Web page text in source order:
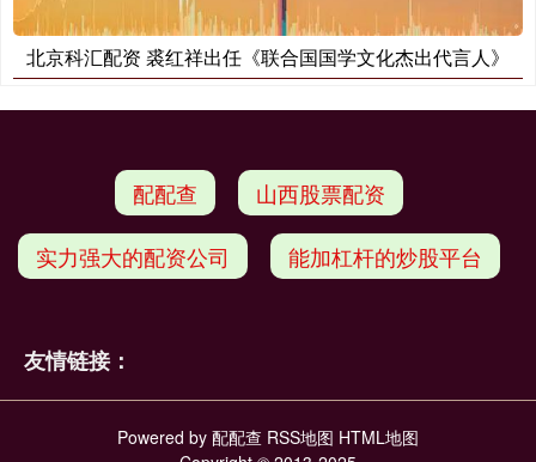
北京科汇配资 裘红祥出任《联合国国学文化杰出代言人》
配配查 山西股票配资
实力强大的配资公司 能加杠杆的炒股平台
友情链接：
Powered by 配配查 RSS地图 HTML地图